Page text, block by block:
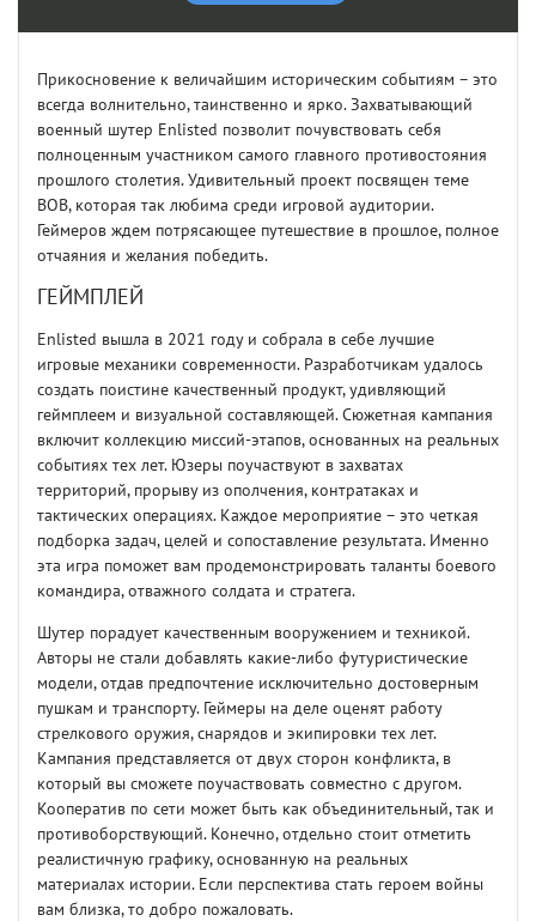
Прикосновение к величайшим историческим событиям – это
всегда волнительно, таинственно и ярко. Захватывающий
военный шутер Enlisted позволит почувствовать себя
полноценным участником самого главного противостояния
прошлого столетия. Удивительный проект посвящен теме
ВОВ, которая так любима среди игровой аудитории.
Геймеров ждем потрясающее путешествие в прошлое, полное
отчаяния и желания победить.
ГЕЙМПЛЕЙ
Enlisted вышла в 2021 году и собрала в себе лучшие
игровые механики современности. Разработчикам удалось
создать поистине качественный продукт, удивляющий
геймплеем и визуальной составляющей. Сюжетная кампания
включит коллекцию миссий-этапов, основанных на реальных
событиях тех лет. Юзеры поучаствуют в захватах
территорий, прорыву из ополчения, контратаках и
тактических операциях. Каждое мероприятие – это четкая
подборка задач, целей и сопоставление результата. Именно
эта игра поможет вам продемонстрировать таланты боевого
командира, отважного солдата и стратега.
Шутер порадует качественным вооружением и техникой.
Авторы не стали добавлять какие-либо футуристические
модели, отдав предпочтение исключительно достоверным
пушкам и транспорту. Геймеры на деле оценят работу
стрелкового оружия, снарядов и экипировки тех лет.
Кампания представляется от двух сторон конфликта, в
который вы сможете поучаствовать совместно с другом.
Кооператив по сети может быть как объединительный, так и
противоборствующий. Конечно, отдельно стоит отметить
реалистичную графику, основанную на реальных
материалах истории. Если перспектива стать героем войны
вам близка, то добро пожаловать.